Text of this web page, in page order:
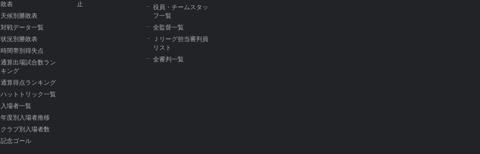
敗表
天候別勝敗表
対戦データ一覧
状況別勝敗表
時間帯別得失点
通算出場試合数ラン
キング
通算得点ランキング
ハットトリック一覧
入場者一覧
年度別入場者推移
クラブ別入場者数
記念ゴール
止
役員・チームスタッ
フ一覧
全監督一覧
Ｊリーグ担当審判員
リスト
全審判一覧